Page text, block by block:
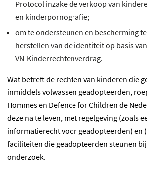
Protocol inzake de verkoop van
en kinderpornografie;
om te ondersteunen en bescherming
herstellen van de identiteit op basis
VN-Kinderrechtenverdrag.
Wat betreft de rechten van kinderen die
inmiddels volwassen geadopteerden,
Hommes en Defence for Children de
deze na te leven, met regelgeving (zoals
informatierecht voor geadopteerden) en
faciliteiten die geadopteerden steunen
onderzoek.